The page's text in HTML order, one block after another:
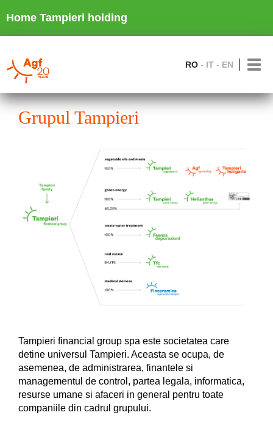
Home Tampieri holding
RO IT EN
Grupul Tampieri
Tampieri financial group spa este societatea care
detine universul Tampieri. Aceasta se ocupa, de
asemenea, de administrarea, finantele si
managementul de control, partea legala, informatica,
resurse umane si afaceri in general pentru toate
companiile din cadrul grupului.